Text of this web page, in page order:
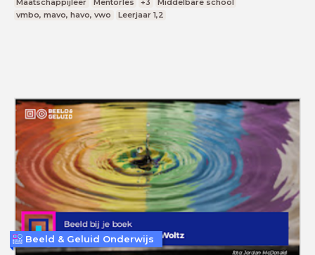
vmbo, mavo, havo, vwo
Leerjaar 1,2
Beeld & Geluid Onderwijs